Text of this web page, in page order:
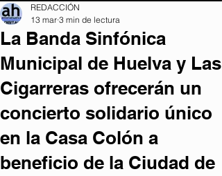
La Banda Sinfónica
Municipal de Huelva y Las
Cigarreras ofrecerán un
concierto solidario único
en la Casa Colón a
beneficio de la Ciudad de
REDACCIÓN
13 mar 3 min de lectura